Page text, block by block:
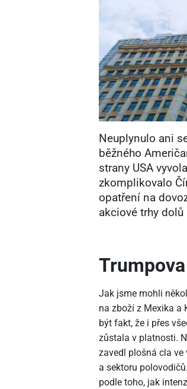
Neuplynulo ani
běžného
strany USA
zkomplikovalo
opatření na
akciové trhy
Jak jsme mohli
na zboží z Mexika a
být fakt, že i přes
zůstala v platnosti.
zavedl plošná cla ve
a sektoru
podle toho, jak